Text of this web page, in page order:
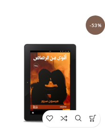
-53%